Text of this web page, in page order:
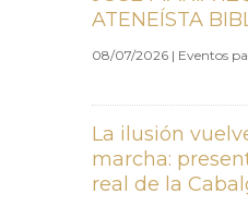
ATENEÍSTA
08/07/2026 | Eventos
La ilusión
marcha:
real de la